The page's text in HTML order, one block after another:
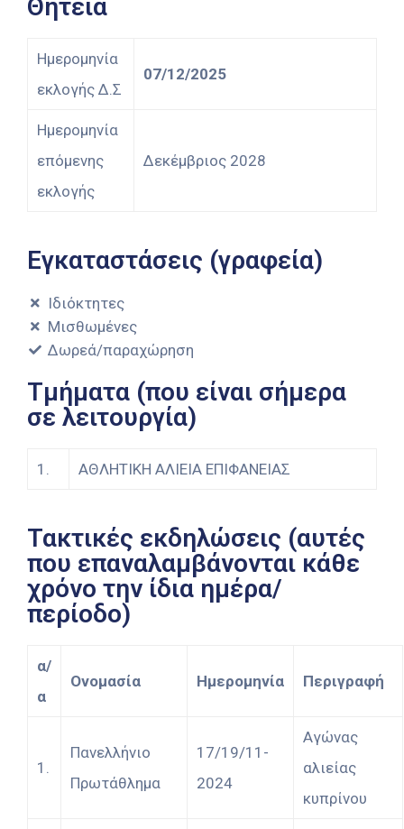
Θητεία
Ημερομηνία
εκλογής Δ.Σ
07/12/2025
Ημερομηνία
επόμενης
εκλογής
Δεκέμβριος 2028
Εγκαταστάσεις (γραφεία)
Ιδιόκτητες
Μισθωμένες
Δωρεά/παραχώρηση
Τμήματα (που είναι σήμερα
σε λειτουργία)
1. ΑΘΛΗΤΙΚΗ ΑΛΙΕΙΑ ΕΠΙΦΑΝΕΙΑΣ
Τακτικές εκδηλώσεις (αυτές
που επαναλαμβάνονται κάθε
χρόνο την ίδια ημέρα/
περίοδο)
α/
α
Ονομασία Ημερομηνία Περιγραφή
1.
Πανελλήνιο
Πρωτάθλημα
17/19/11-
2024
Αγώνας
αλιείας
κυπρίνου